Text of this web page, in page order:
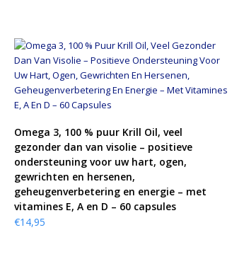
KOOP PRODUCT
Omega 3, 100 % puur Krill Oil, veel
gezonder dan van visolie – positieve
ondersteuning voor uw hart, ogen,
gewrichten en hersenen,
geheugenverbetering en energie – met
vitamines E, A en D – 60 capsules
€14,95